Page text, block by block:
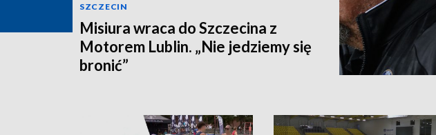
SZCZECIN
Misiura wraca do Szczecina z
Motorem Lublin. „Nie jedziemy się
bronić”